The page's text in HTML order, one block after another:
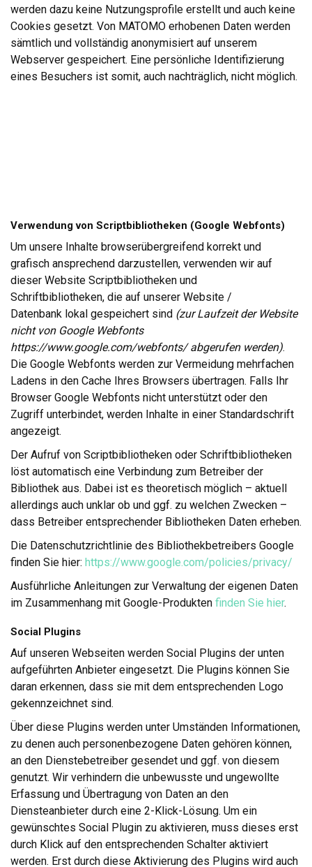
werden dazu keine Nutzungsprofile erstellt und auch keine
Cookies gesetzt. Von MATOMO erhobenen Daten werden
sämtlich und vollständig anonymisiert auf unserem
Webserver gespeichert. Eine persönliche Identifizierung
eines Besuchers ist somit, auch nachträglich, nicht möglich.
Verwendung von Scriptbibliotheken (Google Webfonts)
Um unsere Inhalte browserübergreifend korrekt und
grafisch ansprechend darzustellen, verwenden wir auf
dieser Website Scriptbibliotheken und
Schriftbibliotheken, die auf unserer Website /
Datenbank lokal gespeichert sind (zur Laufzeit der Website
nicht von Google Webfonts
https://www.google.com/webfonts/ abgerufen werden).
Die Google Webfonts werden zur Vermeidung mehrfachen
Ladens in den Cache Ihres Browsers übertragen. Falls Ihr
Browser Google Webfonts nicht unterstützt oder den
Zugriff unterbindet, werden Inhalte in einer Standardschrift
angezeigt.
Der Aufruf von Scriptbibliotheken oder Schriftbibliotheken
löst automatisch eine Verbindung zum Betreiber der
Bibliothek aus. Dabei ist es theoretisch möglich – aktuell
allerdings auch unklar ob und ggf. zu welchen Zwecken –
dass Betreiber entsprechender Bibliotheken Daten erheben.
Die Datenschutzrichtlinie des Bibliothekbetreibers Google
finden Sie hier: https://www.google.com/policies/privacy/
Ausführliche Anleitungen zur Verwaltung der eigenen Daten
im Zusammenhang mit Google-Produkten finden Sie hier.
Social Plugins
Auf unseren Webseiten werden Social Plugins der unten
aufgeführten Anbieter eingesetzt. Die Plugins können Sie
daran erkennen, dass sie mit dem entsprechenden Logo
gekennzeichnet sind.
Über diese Plugins werden unter Umständen Informationen,
zu denen auch personenbezogene Daten gehören können,
an den Dienstebetreiber gesendet und ggf. von diesem
genutzt. Wir verhindern die unbewusste und ungewollte
Erfassung und Übertragung von Daten an den
Diensteanbieter durch eine 2-Klick-Lösung. Um ein
gewünschtes Social Plugin zu aktivieren, muss dieses erst
durch Klick auf den entsprechenden Schalter aktiviert
werden. Erst durch diese Aktivierung des Plugins wird auch